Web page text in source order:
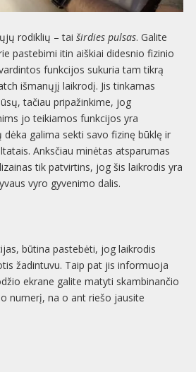
rodiklių – tai širdies pulsas. Galite
pastebimi itin aiškiai didesnio fizinio
funkcijos sukuria tam tikrą
išmanųjį laikrodį. Jis tinkamas
tačiau pripažinkime, jog
jo teikiamos funkcijos yra
dėka galima sekti savo fizinę būklę ir
Anksčiau minėtas atsparumas
tik patvirtins, jog šis laikrodis yra
vyro gyvenimo dalis.
būtina pastebėti, jog laikrodis
žadintuvu. Taip pat jis informuoja
ekrane galite matyti skambinančio
numerį, na o ant riešo jausite